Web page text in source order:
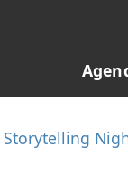
Storytelling